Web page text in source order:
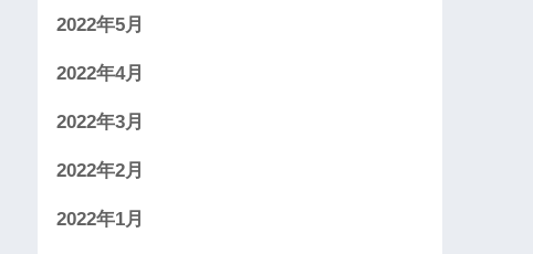
2022年5月
2022年4月
2022年3月
2022年2月
2022年1月